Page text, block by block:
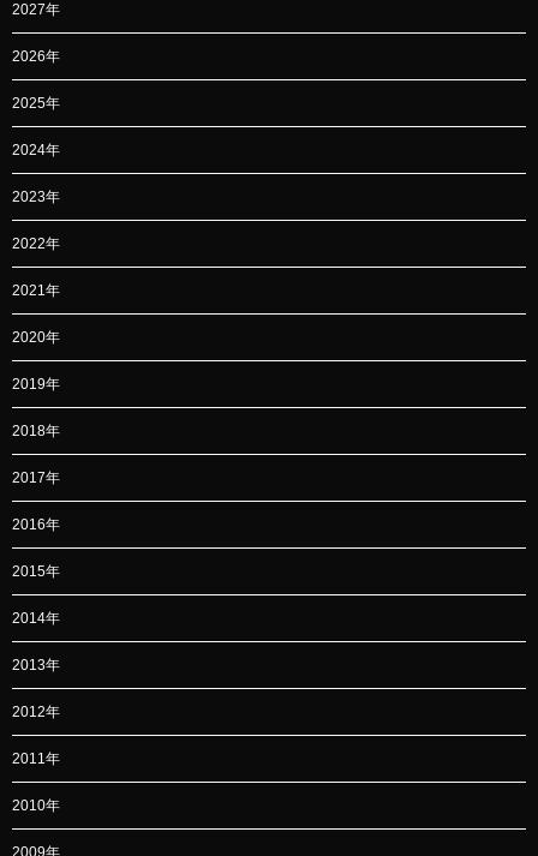
2027年
2026年
2025年
2024年
2023年
2022年
2021年
2020年
2019年
2018年
2017年
2016年
2015年
2014年
2013年
2012年
2011年
2010年